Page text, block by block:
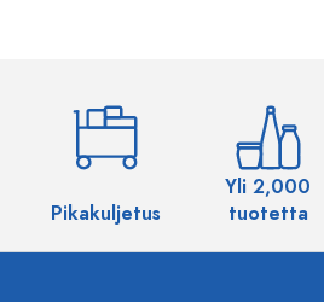
Pikakuljetus
Yli 2,000
tuotetta